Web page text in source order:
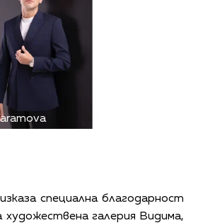
специална благодарност
художествена галерия Видима,